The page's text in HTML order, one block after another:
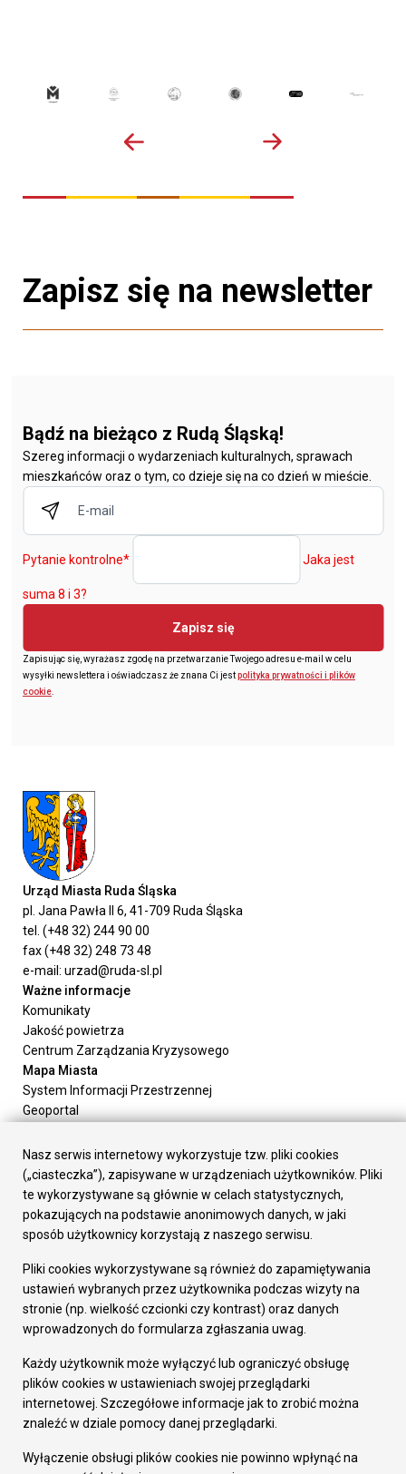
Zapisz się na newsletter
Bądź na bieżąco z Rudą Śląską!
Szereg informacji o wydarzeniach kulturalnych, sprawach
mieszkańców oraz o tym, co dzieje się na co dzień w mieście.
Pytanie kontrolne* Jaka jest
suma 8 i 3?
Zapisz się
Zapisując się, wyrażasz zgodę na przetwarzanie Twojego adresu e-mail w celu
wysyłki newslettera i oświadczasz że znana Ci jestpolityka prywatności i plików
cookie
Urząd Miasta Ruda Śląska
pl. Jana Pawła II 6, 41-709 Ruda Śląska
tel. (+48 32) 244 90 00
fax (+48 32) 248 73 48
e-mail: urzad@ruda-sl.pl
Ważne informacje
Komunikaty
Jakość powietrza
Centrum Zarządzania Kryzysowego
Mapa Miasta
System Informacji Przestrzennej
Geoportal
Załatw sprawę
Prezydent Miasta
Rada Miasta
Wydziały
Elektroniczna Skrzynka Podawcza
Gospodarka
Fundusze europejskie
Środki krajowe
Oferty inwestycyjne
Pozostałe
Deklaracja dostępności
Dane osobowe
Dodaj opinię o witrynie
Nasz serwis internetowy wykorzystuje tzw. pliki cookies
(„ciasteczka”), zapisywane w urządzeniach użytkowników. Pliki
te wykorzystywane są głównie w celach statystycznych,
pokazujących na podstawie anonimowych danych, w jaki
sposób użytkownicy korzystają z naszego serwisu.
Pliki cookies wykorzystywane są również do zapamiętywania
ustawień wybranych przez użytkownika podczas wizyty na
stronie (np. wielkość czcionki czy kontrast) oraz danych
wprowadzonych do formularza zgłaszania uwag.
Każdy użytkownik może wyłączyć lub ograniczyć obsługę
plików cookies w ustawieniach swojej przeglądarki
internetowej. Szczegółowe informacje jak to zrobić można
znaleźć w dziale pomocy danej przeglądarki.
Wyłączenie obsługi plików cookies nie powinno wpłynąć na